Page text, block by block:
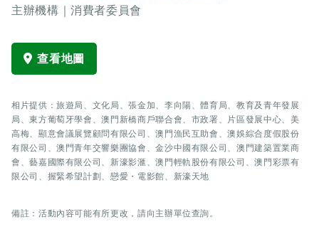
主辦機構｜消費者委員會
查看地圖
相片提供：旅遊局、文化局、張金加、李向陽、體育局、教育及青年發展
局、東方葡萄牙學會、澳門新橋商戶聯合會、市政署、片區發展中心、美
高梅、顯意會議展覽顧問有限公司、澳門漁民互助會、澳娛綜合度假股份
有限公司、澳門青年交響樂團協會、金沙中國有限公司、澳門建築置業商
會、藝嘉國際有限公司、新濠影滙、澳門輕軌股份有限公司、澳門彩票有
限公司、握緊希望計劃、戀愛・電影館、新濠天地
備註：活動內容可能有所更改，請向主辦單位查詢。